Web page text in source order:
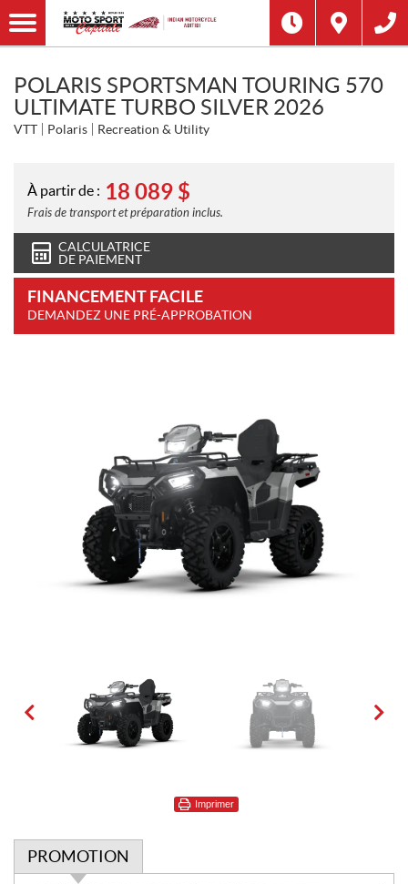
POLARIS SPORTSMAN TOURING 570
ULTIMATE TURBO SILVER 2026
VTT Polaris Recreation & Utility
À partir de : 18 089 $
Frais de transport et préparation inclus.
CALCULATRICE
DE PAIEMENT
FINANCEMENT FACILE
DEMANDEZ UNE PRÉ-APPROBATION
Imprimer
PROMOTION